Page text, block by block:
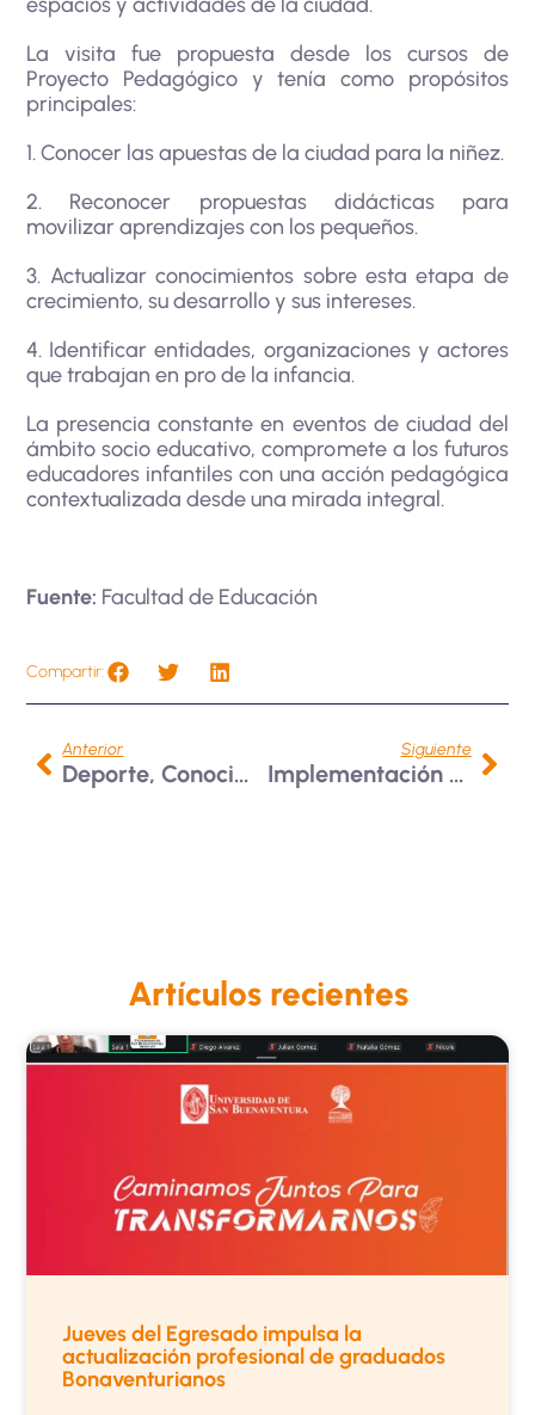
La visita fue propuesta desde los cursos de
Proyecto Pedagógico y tenía como propósitos
principales:
1. Conocer las apuestas de la ciudad para la niñez.
2. Reconocer propuestas didácticas para
movilizar aprendizajes con los pequeños.
3. Actualizar conocimientos sobre esta etapa de
crecimiento, su desarrollo y sus intereses.
4. Identificar entidades, organizaciones y actores
que trabajan en pro de la infancia.
La presencia constante en eventos de ciudad del
ámbito socio educativo, compromete a los futuros
educadores infantiles con una acción pedagógica
contextualizada desde una mirada integral.
Fuente: Facultad de Educación
Compartir:
Anterior
Deporte, Conocimiento Y Actualización
Siguiente
Implementación De Mesa De Ayuda En La Unidad De Espacios Físicos
Artículos recientes
Jueves del Egresado impulsa la
actualización profesional de graduados
Bonaventurianos